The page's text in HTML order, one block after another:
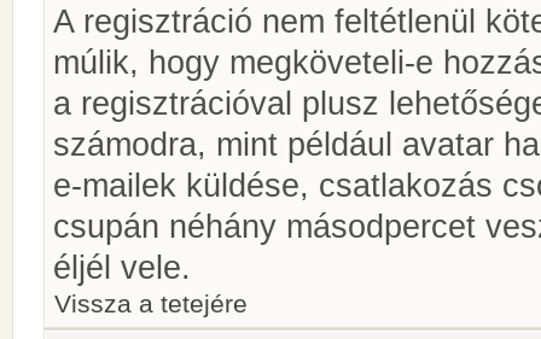
A regisztráció nem feltétlenül
múlik, hogy megköveteli-e
a regisztrációval plusz
számodra, mint például avatar
e-mailek küldése, csatlakozás
csupán néhány másodpercet
éljél vele.
Vissza a tetejére